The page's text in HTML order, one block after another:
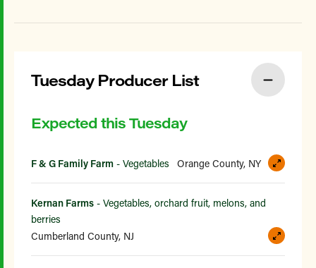
Tuesday Producer List
Expected this Tuesday
F & G Family Farm - Vegetables Orange County, NY
Kernan Farms - Vegetables, orchard fruit, melons, and
berries
Cumberland County, NJ